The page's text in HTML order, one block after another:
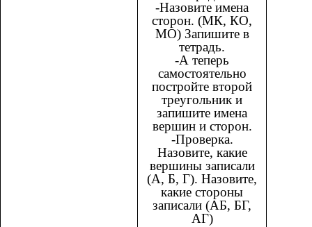
-Назовите имена
сторон. (МК, КО,
МО) Запишите в
тетрадь.
-А теперь
самостоятельно
постройте второй
треугольник и
запишите имена
вершин и сторон.
-Проверка.
Назовите, какие
вершины записали
(А, Б, Г). Назовите,
какие стороны
записали (АБ, БГ,
АГ)